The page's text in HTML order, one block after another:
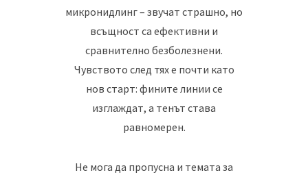
микронидлинг – звучат страшно, но
всъщност са ефективни и
сравнително безболезнени.
Чувството след тях е почти като
нов старт: фините линии се
изглаждат, а тенът става
равномерен.
Не мога да пропусна и темата за